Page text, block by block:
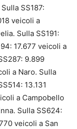
SS187:
veicoli a
Sulla SS191:
17.677 veicoli a
9.899
a Naro. Sulla
13.131
a Campobello
Sulla SS624:
veicoli a San